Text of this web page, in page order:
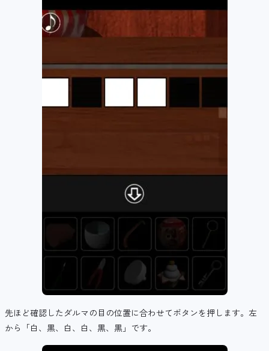
先ほど確認したダルマの目の位置に合わせてボタンを押します。左
から「白、黒、白、白、黒、黒」です。